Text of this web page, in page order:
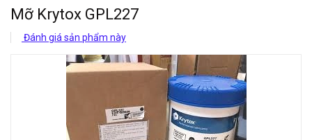
Mỡ Krytox GPL227
Đánh giá sản phẩm này